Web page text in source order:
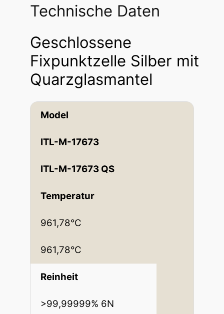
Technische Daten
Geschlossene
Fixpunktzelle Silber mit
Quarzglasmantel
Model
ITL-M-17673
ITL-M-17673 QS
Temperatur
961,78°C
961,78°C
Reinheit
>99,99999% 6N